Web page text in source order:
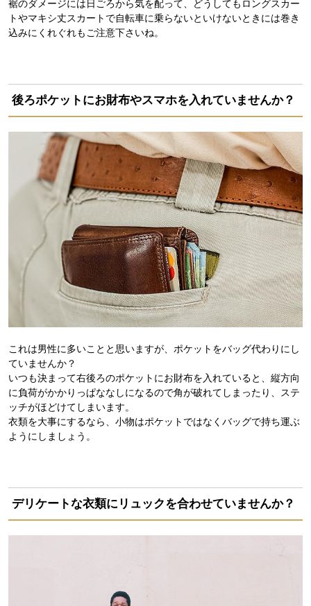
裾のダメージには日ごろから気を配って、どうしてもロングスカー
トやマキシ丈スカートで自転車に乗らないといけないときには巻き
込みにくれぐれもご注意下さいね。
後ろポケットにお財布やスマホを入れていませんか？
これは男性に多いことと思いますが、ポケットをバッグ代わりにし
ていませんか？
いつも決まって右後ろのポケットにお財布を入れていると、縦方向
に負荷がかかりっぱななしになるので角が破れてしまったり、ステ
ッチがほどけてしまいます。
衣類を大事にするなら、小物はポケットではなくバッグで持ち運ぶ
ようにしましょう。
デリケートな衣類にリュックを合わせていませんか？